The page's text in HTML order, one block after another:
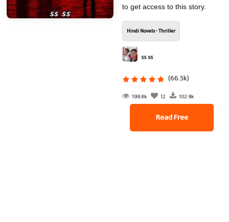
to get access to this story.
Hindi Novels - Thriller
ss ss
(66.5k)
199.8k 12 102.9k
Read Free